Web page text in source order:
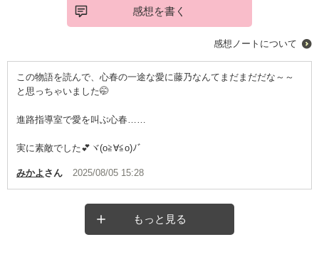
感想を書く
感想ノートについて
この物語を読んで、心春の一途な愛に藤乃なんてまだまだだな～～
と思っちゃいました🤭
進路指導室で愛を叫ぶ心春……
実に素敵でした💕ヾ(o≧∀≦o)ﾉﾞ
みかよ さん 2025/08/05 15:28
もっと見る